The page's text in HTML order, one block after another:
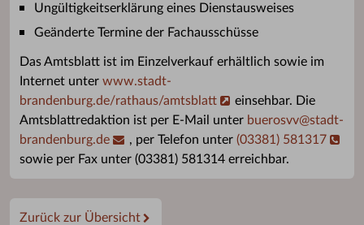
Ungültigkeitserklärung eines Dienstausweises
Geänderte Termine der Fachausschüsse
Das Amtsblatt ist im Einzelverkauf erhältlich sowie im
Internet unter www.stadt-
brandenburg.de/rathaus/amtsblatt
einsehbar. Die
Amtsblattredaktion ist per E-Mail unter buerosvv@stadt-
brandenburg.de
, per Telefon unter (03381) 581317
sowie per Fax unter (03381) 581314 erreichbar.
Zurück zur Übersicht